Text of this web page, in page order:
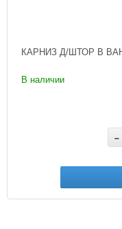
КАРНИЗ Д/ШТОР В
В наличии
-